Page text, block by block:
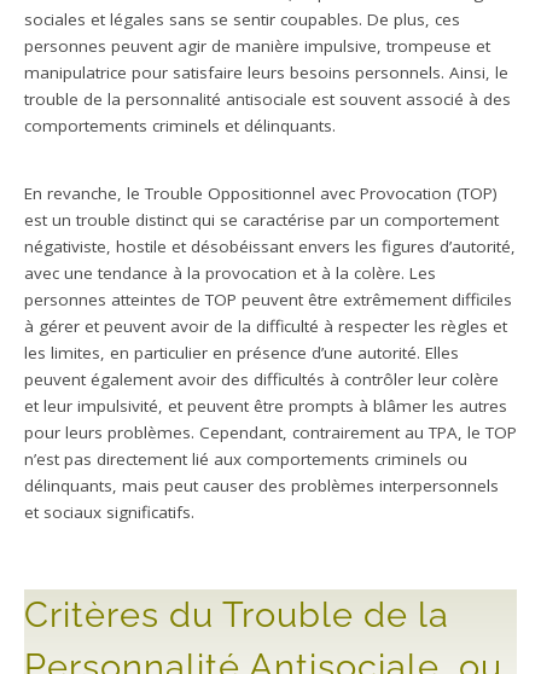
sociales et légales sans se sentir coupables. De plus, ces
personnes peuvent agir de manière impulsive, trompeuse et
manipulatrice pour satisfaire leurs besoins personnels. Ainsi, le
trouble de la personnalité antisociale est souvent associé à des
comportements criminels et délinquants.
En revanche, le Trouble Oppositionnel avec Provocation (TOP)
est un trouble distinct qui se caractérise par un comportement
négativiste, hostile et désobéissant envers les figures d’autorité,
avec une tendance à la provocation et à la colère. Les
personnes atteintes de TOP peuvent être extrêmement difficiles
à gérer et peuvent avoir de la difficulté à respecter les règles et
les limites, en particulier en présence d’une autorité. Elles
peuvent également avoir des difficultés à contrôler leur colère
et leur impulsivité, et peuvent être prompts à blâmer les autres
pour leurs problèmes. Cependant, contrairement au TPA, le TOP
n’est pas directement lié aux comportements criminels ou
délinquants, mais peut causer des problèmes interpersonnels
et sociaux significatifs.
Critères du Trouble de la